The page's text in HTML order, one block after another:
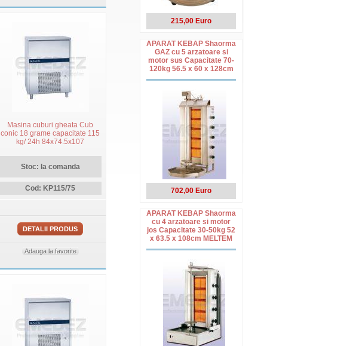
Masina cuburi gheata Cub
conic 18 grame capacitate 115
kg/ 24h 84x74.5x107
Stoc: la comanda
Cod: KP115/75
DETALII PRODUS
Adauga la favorite
215,00 Euro
APARAT KEBAP Shaorma
GAZ cu 5 arzatoare si
motor sus Capacitate 70-
120kg 56.5 x 60 x 128cm
702,00 Euro
APARAT KEBAP Shaorma
cu 4 arzatoare si motor
jos Capacitate 30-50kg 52
x 63.5 x 108cm MELTEM